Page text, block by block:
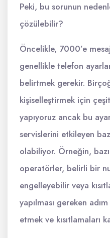
Peki, bu sorunun
çözülebilir?
Öncelikle, 7000’e
genellikle telefon
belirtmek gerekir.
kişiselleştirmek için
yapıyoruz ancak bu
servislerini etkileyen
olabiliyor. Örneğin,
operatörler, belirli bir
engelleyebilir veya
yapılması gereken
etmek ve kısıtlamaları